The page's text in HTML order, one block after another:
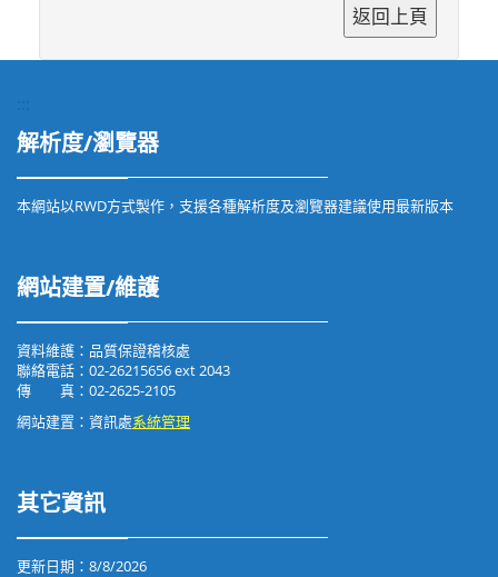
解析度/瀏覽器
本網站以RWD方式製作，支援各種解析度及瀏覽器建議使用最新版本
網站建置/維護
資料維護：品質保證稽核處
聯絡電話：02-26215656 ext 2043
傳 真：02-2625-2105
網站建置：資訊處系統管理
其它資訊
更新日期： 8/8/2026